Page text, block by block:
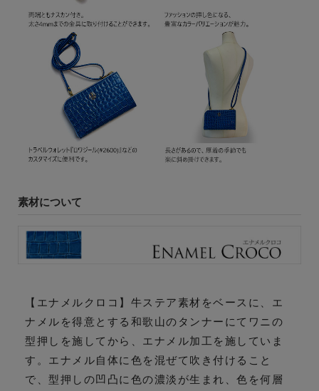
素材について
【エナメルクロコ】牛ステア素材をベースに、エ
ナメルを得意とする和歌山のタンナーにてワニの
型押しを施してから、エナメル加工を施していま
す。エナメル自体に色を混ぜて吹き付けること
で、型押しの凹凸に色の濃淡が生まれ、色を何層